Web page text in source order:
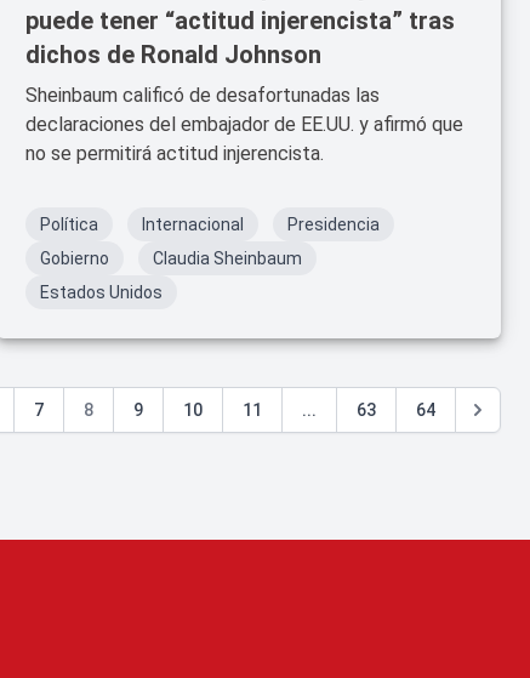
puede tener “actitud injerencista” tras
dichos de Ronald Johnson
Sheinbaum calificó de desafortunadas las
declaraciones del embajador de EE.UU. y afirmó que
no se permitirá actitud injerencista.
Política Internacional
Presidencia
Gobierno
Claudia Sheinbaum
Estados Unidos
7 8 9 10 11 ... 63 64